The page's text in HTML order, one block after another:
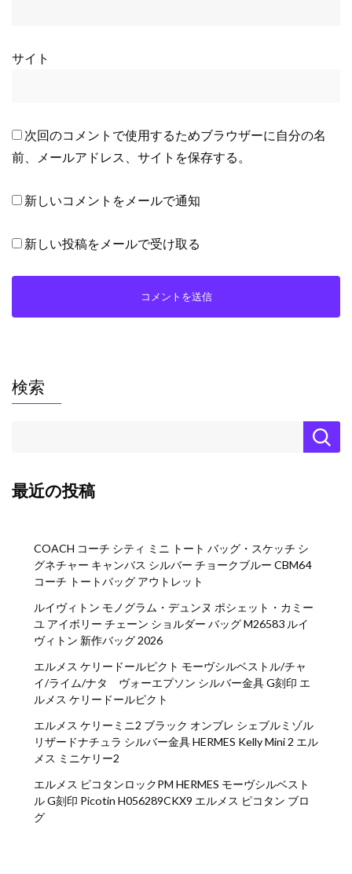
サイト
次回のコメントで使用するためブラウザーに自分の名
前、メールアドレス、サイトを保存する。
新しいコメントをメールで通知
新しい投稿をメールで受け取る
検索
最近の投稿
COACH コーチ シティ ミニ トート バッグ・スケッチ シ
グネチャー キャンバス シルバー チョークブルー CBM64
コーチ トートバッグ アウトレット
ルイヴィトン モノグラム・デュンヌ ポシェット・カミー
ユ アイボリー チェーン ショルダー バッグ M26583 ルイ
ヴィトン 新作バッグ 2026
エルメス ケリードールピクト モーヴシルベストル/チャ
イ/ライム/ナタ ヴォーエプソン シルバー金具 G刻印 エ
ルメス ケリードールピクト
エルメス ケリーミニ2 ブラック オンブレ シェブルミゾル
リザードナチュラ シルバー金具 HERMES Kelly Mini 2 エル
メス ミニケリー2
エルメス ピコタンロックPM HERMES モーヴシルベスト
ル G刻印 Picotin H056289CKX9 エルメス ピコタン ブロ
グ